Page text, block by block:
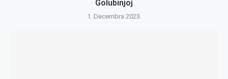
Golubinjoj
1. Decembra 2023.